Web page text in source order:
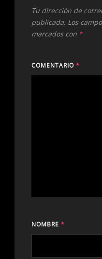
Tu dirección de
publicada. Los
marcados con *
COMENTARIO *
NOMBRE *